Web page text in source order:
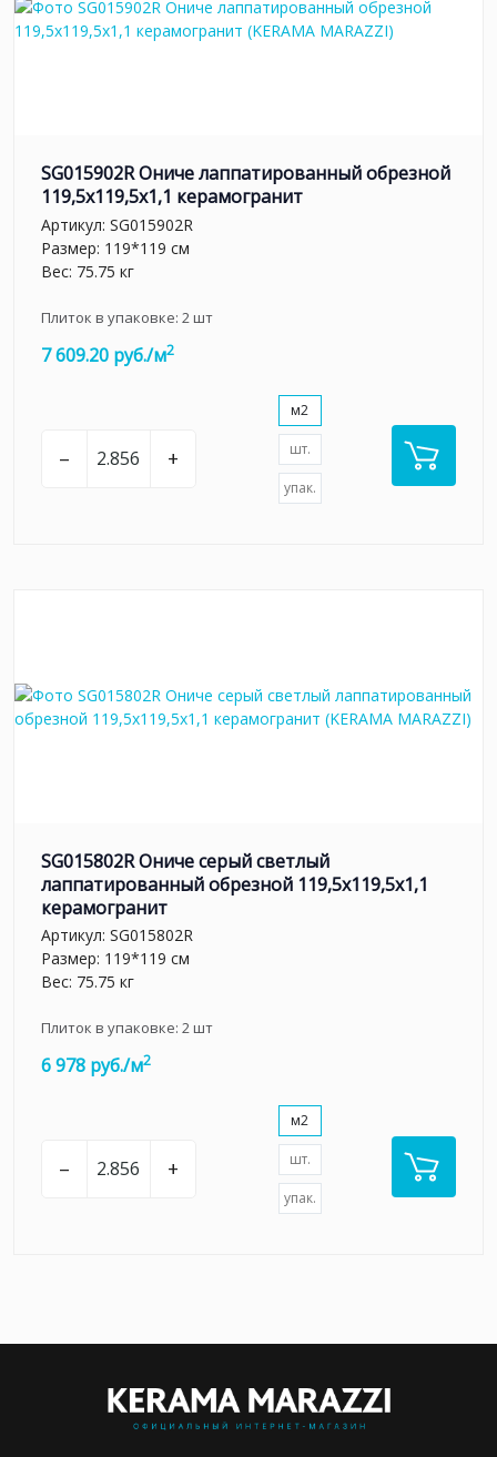
SG015902R Ониче лаппатированный обрезной
119,5x119,5x1,1 керамогранит
Артикул: SG015902R
Размер: 119*119 см
Вес: 75.75 кг
Плиток в упаковке: 2шт
7 609.20 руб./м2
– +
м2
шт.
упак.
SG015802R Ониче серый светлый
лаппатированный обрезной 119,5x119,5x1,1
керамогранит
Артикул: SG015802R
Размер: 119*119 см
Вес: 75.75 кг
Плиток в упаковке: 2шт
6 978 руб./м2
– +
м2
шт.
упак.